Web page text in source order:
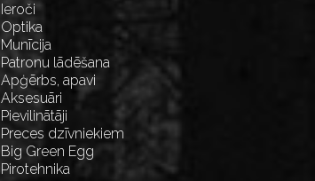
Ieroči
Optika
Munīcija
Patronu lādēšana
Apģērbs, apavi
Aksesuāri
Pievilinātāji
Preces dzīvniekiem
Big Green Egg
Pirotehnika